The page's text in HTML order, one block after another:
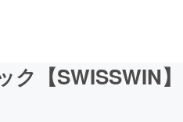
【SWISSWIN】